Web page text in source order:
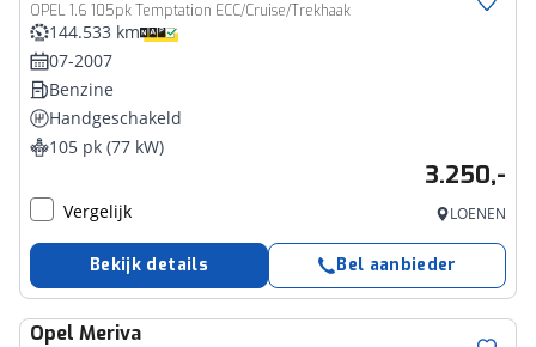
OPEL 1.6 105pk Temptation ECC/Cruise/Trekhaak
144.533 km
07-2007
Benzine
Handgeschakeld
105 pk (77 kW)
3.250,-
Vergelijk LOENEN
Bekijk details Bel aanbieder
Opel Meriva